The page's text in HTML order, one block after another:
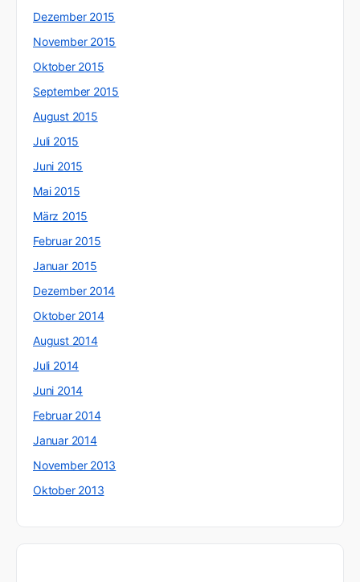
Dezember 2015
November 2015
Oktober 2015
September 2015
August 2015
Juli 2015
Juni 2015
Mai 2015
März 2015
Februar 2015
Januar 2015
Dezember 2014
Oktober 2014
August 2014
Juli 2014
Juni 2014
Februar 2014
Januar 2014
November 2013
Oktober 2013